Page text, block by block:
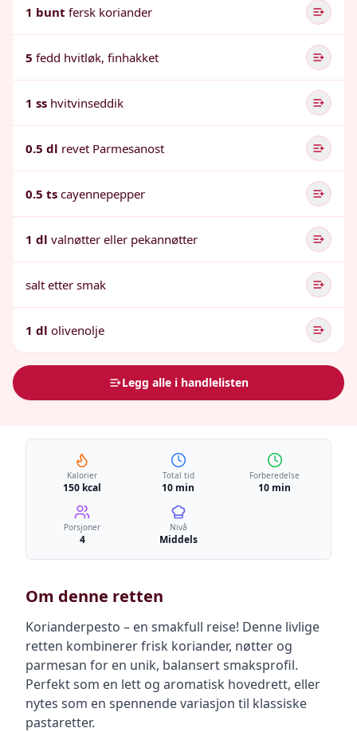
1 bunt fersk koriander
5 fedd hvitløk, finhakket
1 ss hvitvinseddik
0.5 dl revet Parmesanost
0.5 ts cayennepepper
1 dl valnøtter eller pekannøtter
salt etter smak
1 dl olivenolje
Legg alle i handlelisten
Kalorier
150 kcal
Total tid
10 min
Forberedelse
10 min
Porsjoner
4
Nivå
Middels
Om denne retten
Korianderpesto – en smakfull reise! Denne livlige
retten kombinerer frisk koriander, nøtter og
parmesan for en unik, balansert smaksprofil.
Perfekt som en lett og aromatisk hovedrett, eller
nytes som en spennende variasjon til klassiske
pastaretter.